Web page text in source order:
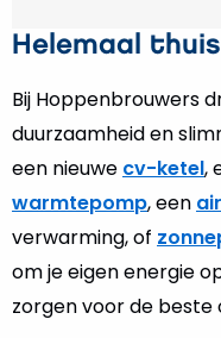
Helemaal thuis
Bij Hoppenbrouwers
duurzaamheid en
een nieuwe cv-ketel,
warmtepomp, een
verwarming, of
om je eigen energie
zorgen voor de beste